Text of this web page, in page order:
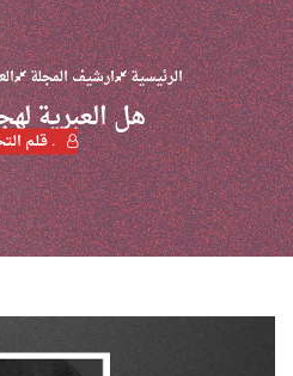
الرئيسية ارشيف المجلة
هل العبرية
. قـلـم